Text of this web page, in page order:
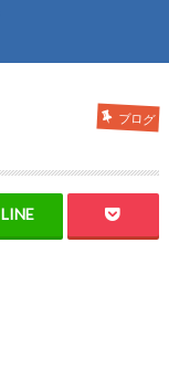
ブログ